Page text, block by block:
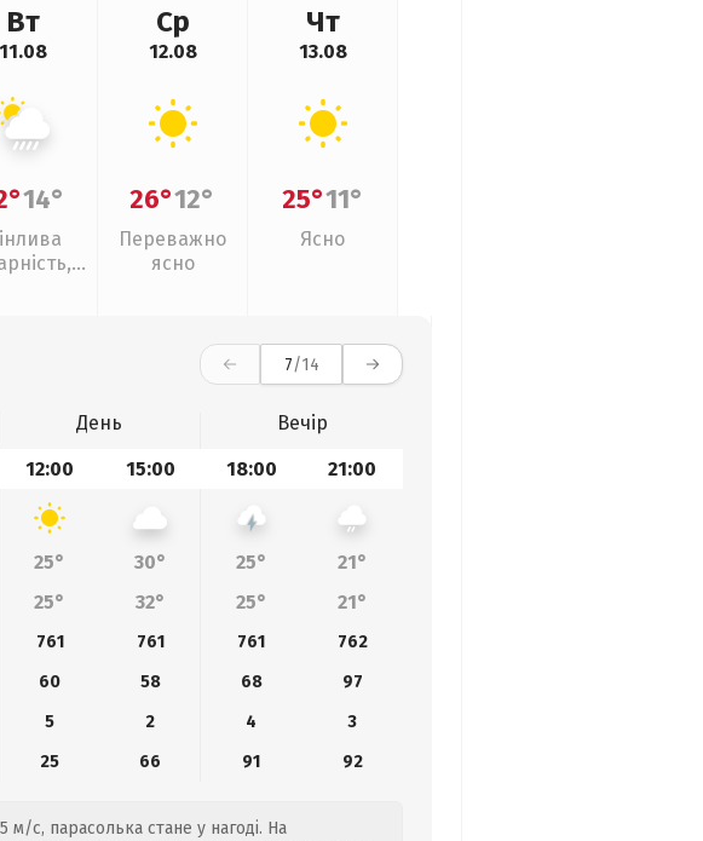
Вт
11.08
14°
Ср
12.08
26°12°
Переважно
ясно
Чт
13.08
25°11°
Ясно
7/14
День
Вечір
12:00 15:00 18:00 21:00
25° 30° 25°
21°
25° 32° 25° 21°
761 761 761
762
60 58 68
97
5 2 4
3
25 66 91 92
м/с, парасолька стане у нагоді. На